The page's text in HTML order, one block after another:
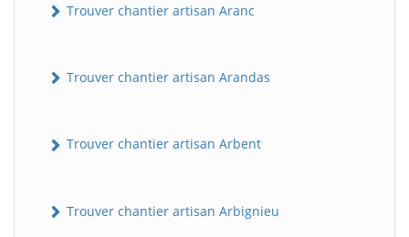
Trouver chantier artisan Aranc
Trouver chantier artisan Arandas
Trouver chantier artisan Arbent
Trouver chantier artisan Arbignieu